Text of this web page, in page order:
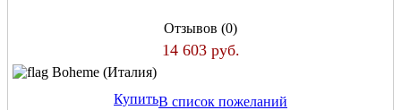
Отзывов (0)
14 603 руб.
Boheme (Италия)
КупитьВ список пожеланий